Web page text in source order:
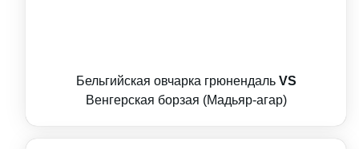
Бельгийская овчарка грюнендаль VS
Венгерская борзая (Мадьяр-агар)